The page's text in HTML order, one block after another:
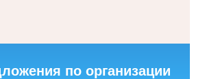
по организации